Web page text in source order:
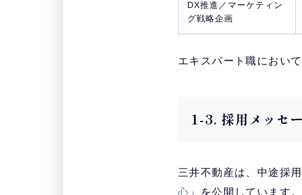
DX推進／マーケティン
グ戦略企画
エキスパート職におい
1-3. 採用メッセ
三井不動産は、中途採
心 」を公開しています。